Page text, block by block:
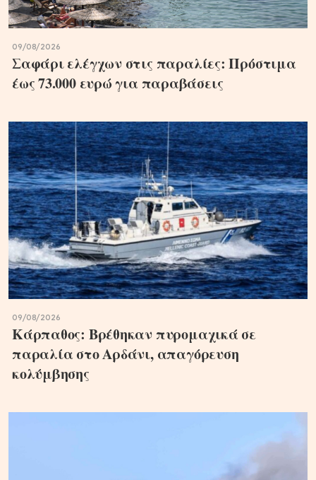
09/08/2026
Σαφάρι ελέγχων στις παραλίες: Πρόστιμα
έως 73.000 ευρώ για παραβάσεις
09/08/2026
Κάρπαθος: Βρέθηκαν πυρομαχικά σε
παραλία στο Αρδάνι, απαγόρευση
κολύμβησης